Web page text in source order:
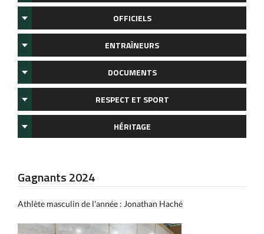
OFFICIELS
ENTRAÎNEURS
DOCUMENTS
RESPECT ET SPORT
HÉRITAGE
Gagnants 2024
Athlète masculin de l'année : Jonathan Haché